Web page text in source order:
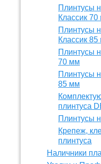
Плинтусы
Классик
Плинтусы
Классик
Плинтусы
70 мм
Плинтусы
85 мм
плинтуса
Плинтусы
Крепеж,
плинтуса
Наличники